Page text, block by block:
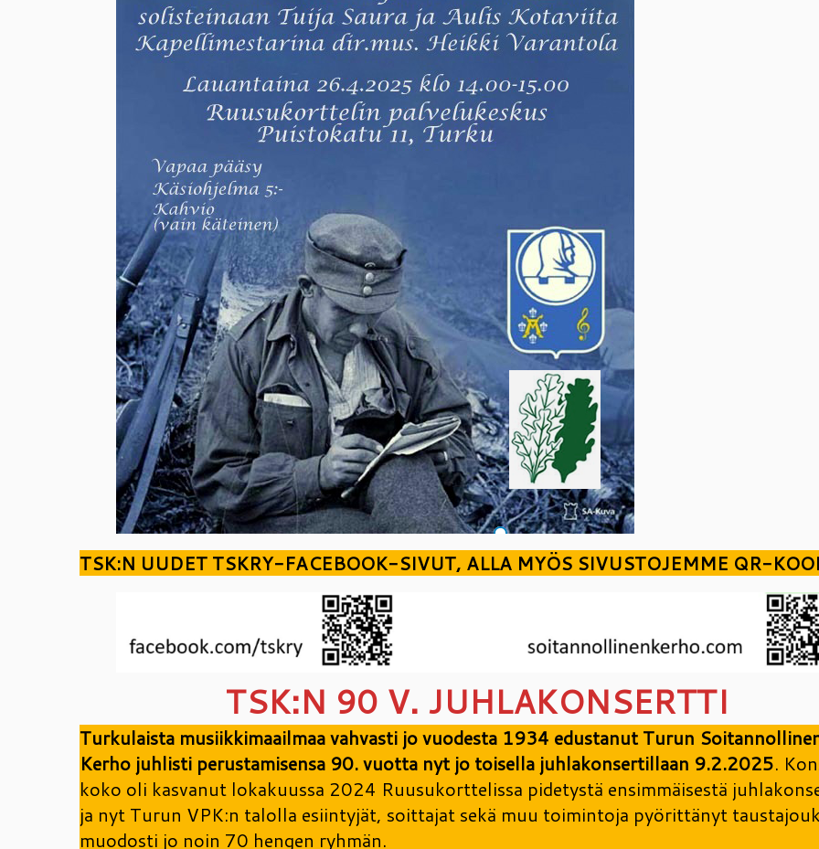
TSK:N UUDET TSKRY-FACEBOOK-SIVUT, ALLA MYÖS SIVUSTOJEMME QR-
TSK:N 90 V. JUHLAKONSERTTI
Turkulaista musiikkimaailmaa vahvasti jo vuodesta 1934 edustanut Turun
Kerho juhlisti perustamisensa 90. vuotta nyt jo toisella juhlakonsertillaan 9.2.2025.
koko oli kasvanut lokakuussa 2024 Ruusukorttelissa pidetystä ensimmäisestä
ja nyt Turun VPK:n talolla esiintyjät, soittajat sekä muu toimintoja pyörittänyt
muodosti jo noin 70 hengen ryhmän.